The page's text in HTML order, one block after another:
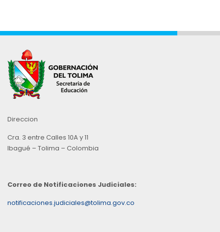
Direccion
Cra. 3 entre Calles 10A y 11
Ibagué – Tolima – Colombia
Correo de Notificaciones Judiciales:
notificaciones.judiciales@tolima.gov.co